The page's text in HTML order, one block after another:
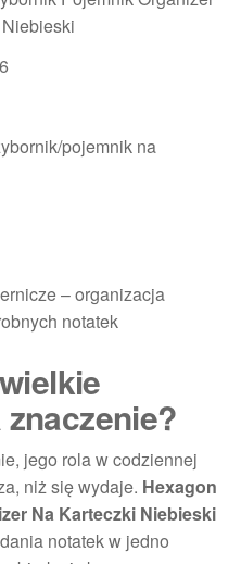
pojemnik na
– organizacja
notatek
jego rola w codziennej
niż się wydaje. Hexagon
Na Karteczki Niebieski
notatek w jedno